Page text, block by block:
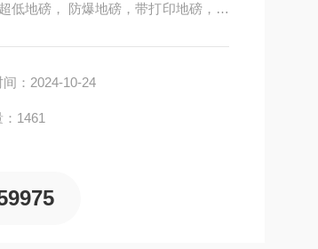
低地磅， 防爆地磅，带打印地磅，电
间：2024-10-24
1461